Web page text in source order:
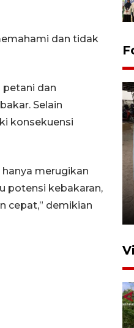
dan tidak
petani dan
Selain
konsekuensi
merugikan
potensi kebakaran,
cepat,” demikian
Panjang ke